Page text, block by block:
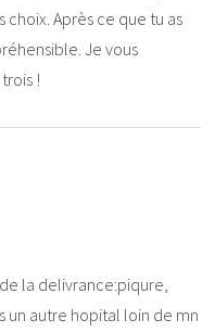
Après ce que tu as
Je vous
!
la delivrance:piqure,
un autre hopital loin de mn